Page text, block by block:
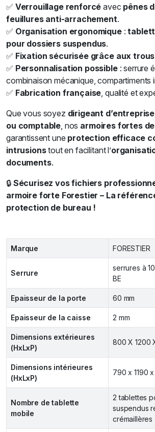
✅ Verrouillage renforcé avec pênes
feuillures anti-arrachement.
✅ Organisation ergonomique:
pour dossiers suspendus.
✅ Fixation sécurisée grâce aux
✅ Personnalisation possible: serrure
combinaison mécanique, compartiments
✅ Fabrication française , qualité et
Que vous soyez dirigeant
ou comptable , nos armoires fortes
garantissent une protection efficace
intrusionstout en facilitant l’
documents.
🔒 Sécurisez vos fichiers
armoire forte Forestier – La
protection de bureau !
Marque FORESTIER
Serrure
serrures à
BE
Epaisseur de la porte 60 mm
Epaisseur de la caisse 2 mm
Dimensions extérieures
(HxLxP)
800 X 1200
Dimensions intérieures
(HxLxP)
790 x 1190
Nombre de tablette
mobile
2 tablettes
suspendus
crémaillères